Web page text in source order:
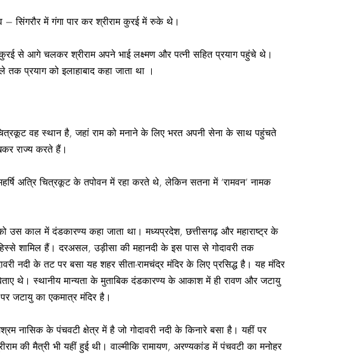
– सिंगरौर में गंगा पार कर श्रीराम कुरई में रुके थे।
से आगे चलकर श्रीराम अपने भाई लक्ष्मण और पत्नी सहित प्रयाग पहुंचे थे।
प्रयाग को इलाहाबाद कहा जाता था ।
वह स्थान है, जहां राम को मनाने के लिए भरत अपनी सेना के साथ पहुंचते
राज्य करते हैं।
अत्रि चित्रकूट के तपोवन में रहा करते थे, लेकिन सतना में ‘रामवन’ नामक
काल में दंडकारण्य कहा जाता था। मध्यप्रदेश, छत्तीसगढ़ और महाराष्ट्र के
शामिल हैं। दरअसल, उड़ीसा की महानदी के इस पास से गोदावरी तक
नदी के तट पर बसा यह शहर सीता-रामचंद्र मंदिर के लिए प्रसिद्ध है। यह मंदिर
थे। स्थानीय मान्यता के मुताबिक दंडकारण्य के आकाश में ही रावण और जटायु
जटायु का एकमात्र मंदिर है।
के पंचवटी क्षे‍त्र में है जो गोदावरी नदी के किनारे बसा है। यहीं पर
की मैत्री भी यहीं हुई थी। वाल्मीकि रामायण, अरण्यकांड में पंचवटी का मनोहर